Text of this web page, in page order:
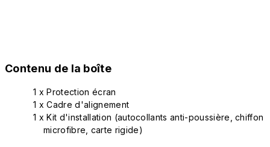
Contenu de la boîte
1 x Protection écran
1 x Cadre d'alignement
1 x Kit d'installation (autocollants anti-poussière, chiffon
microfibre, carte rigide)